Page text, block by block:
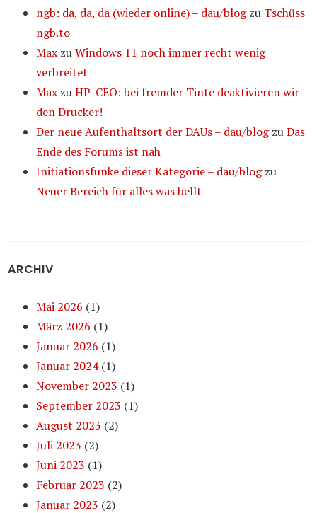
ngb: da, da, da (wieder online) – dau/blogzu Tschüss
ngb.to
Max zuWindows 11 noch immer recht wenig
verbreitet
Max zuHP-CEO: bei fremder Tinte deaktivieren wir
den Drucker!
Der neue Aufenthaltsort der DAUs – dau/blogzuDas
Ende des Forums ist nah
Initiationsfunke dieser Kategorie – dau/blogzu
Neuer Bereich für alles was bellt
ARCHIV
Mai 2026 (1)
März 2026 (1)
Januar 2026 (1)
Januar 2024(1)
November 2023 (1)
September 2023 (1)
August 2023 (2)
Juli 2023 (2)
Juni 2023 (1)
Februar 2023 (2)
Januar 2023 (2)